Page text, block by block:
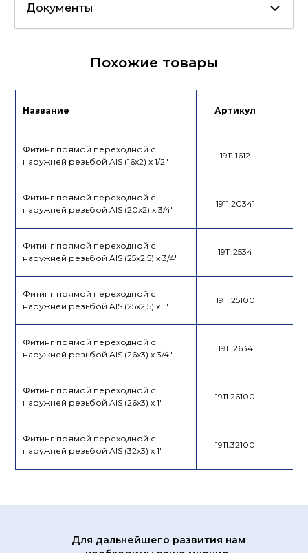
Документы
Похожие товары
Название Артикул
Фитинг прямой переходной с
наружней резьбой AIS (16x2) x 1/2"
1911.1612
Фитинг прямой переходной с
наружней резьбой AIS (20x2) x 3/4"
1911.20341
Фитинг прямой переходной с
наружней резьбой AIS (25x2,5) x 3/4"
1911.2534
Фитинг прямой переходной с
наружней резьбой AIS (25x2,5) x 1"
1911.25100
Фитинг прямой переходной с
наружней резьбой AIS (26x3) x 3/4"
1911.2634
Фитинг прямой переходной с
наружней резьбой AIS (26x3) x 1"
1911.26100
Фитинг прямой переходной с
наружней резьбой AIS (32x3) x 1"
1911.32100
Для дальнейшего развития нам